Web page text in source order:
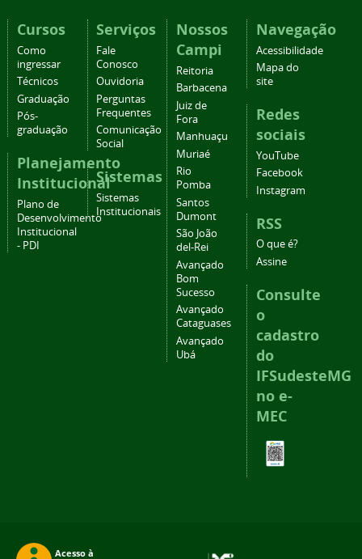
Cursos
Como
ingressar
Técnicos
Graduação
Pós-
graduação
Planejamento
Institucional
Plano de
Desenvolvimento
Institucional
- PDI
Serviços
Fale
Conosco
Ouvidoria
Perguntas
Frequentes
Comunicação
Social
Sistemas
Sistemas
Institucionais
Nossos
Campi
Reitoria
Barbacena
Juiz de
Fora
Manhuaçu
Muriaé
Rio
Pomba
Santos
Dumont
São João
del-Rei
Avançado
Bom
Sucesso
Avançado
Cataguases
Avançado
Ubá
Navegação
Acessibilidade
Mapa do
site
Redes
sociais
YouTube
Facebook
Instagram
RSS
O que é?
Assine
Consulte
o
cadastro
do
IFSudesteMG
no e-
MEC